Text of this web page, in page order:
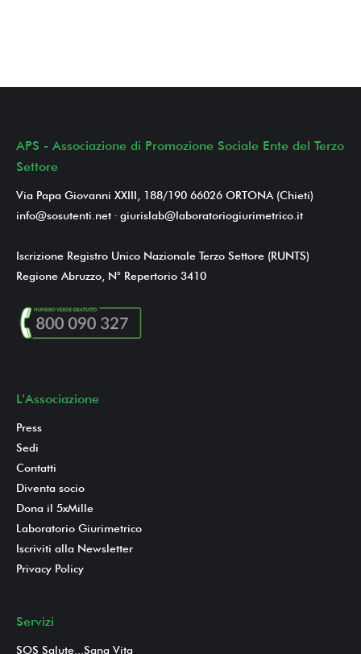
APS - Associazione di Promozione Sociale Ente del Terzo
Settore
Via Papa Giovanni XXIII, 188/190 66026 ORTONA (Chieti)
info@sosutenti.net - giurislab@laboratoriogiurimetrico.it
Iscrizione Registro Unico Nazionale Terzo Settore (RUNTS)
Regione Abruzzo, N° Repertorio 3410
L'Associazione
Press
Sedi
Contatti
Diventa socio
Dona il 5xMille
Laboratorio Giurimetrico
Iscriviti alla Newsletter
Privacy Policy
Servizi
SOS Salute...Sana Vita